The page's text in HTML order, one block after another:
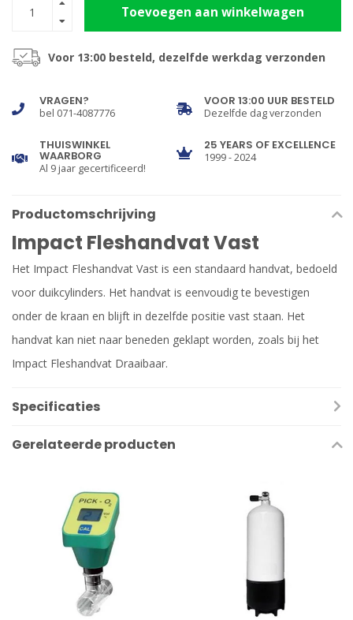
Toevoegen aan winkelwagen
Voor 13:00 besteld, dezelfde werkdag verzonden
VRAGEN?
bel 071-4087776
VOOR 13:00 UUR BESTELD
Dezelfde dag verzonden
THUISWINKEL
WAARBORG
Al 9 jaar gecertificeerd!
25 YEARS OF EXCELLENCE
1999 - 2024
Productomschrijving
Impact Fleshandvat Vast
Het Impact Fleshandvat Vast is een standaard handvat, bedoeld
voor duikcylinders. Het handvat is eenvoudig te bevestigen
onder de kraan en blijft in dezelfde positie vast staan. Het
handvat kan niet naar beneden geklapt worden, zoals bij het
Impact Fleshandvat Draaibaar.
Specificaties
Gerelateerde producten